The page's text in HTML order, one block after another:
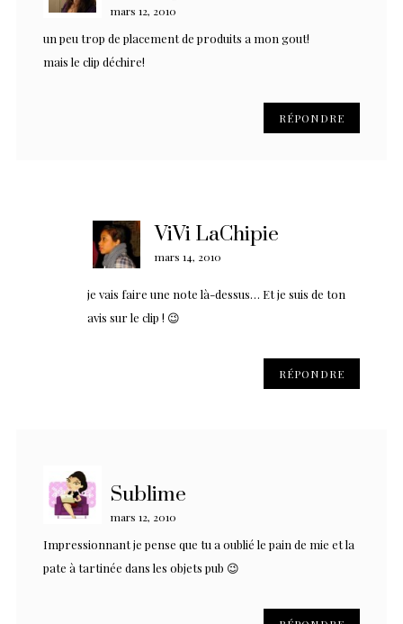
mars 12, 2010
un peu trop de placement de produits a mon gout!
mais le clip déchire!
RÉPONDRE
ViVi LaChipie
mars 14, 2010
je vais faire une note là-dessus… Et je suis de ton
avis sur le clip ! 😉
RÉPONDRE
Sublime
mars 12, 2010
Impressionnant je pense que tu a oublié le pain de mie et la
pate à tartinée dans les objets pub 😉